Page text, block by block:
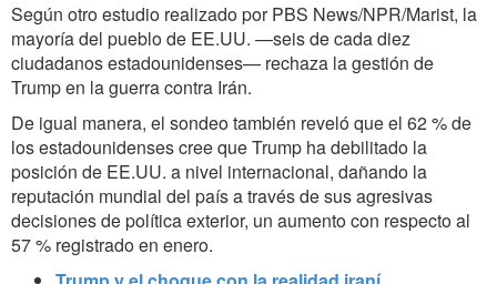
Según otro estudio realizado por PBS News/NPR/Marist, la
mayoría del pueblo de EE.UU. —seis de cada diez
ciudadanos estadounidenses— rechaza la gestión de
Trump en la guerra contra Irán.
De igual manera, el sondeo también reveló que el 62 % de
los estadounidenses cree que Trump ha debilitado la
posición de EE.UU. a nivel internacional, dañando la
reputación mundial del país a través de sus agresivas
decisiones de política exterior, un aumento con respecto al
57 % registrado en enero.